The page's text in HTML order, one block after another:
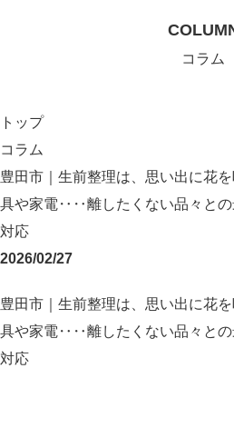
コラム
トップ
コラム
豊田市｜生前整理は、思い出に花
具や家電‥‥離したくない品々との
対応
2026/02/27
豊田市｜生前整理は、思い出に花
具や家電‥‥離したくない品々との
対応